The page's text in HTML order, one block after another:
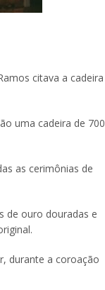
citava a cadeira
uma cadeira de 700
as cerimônias de
de ouro douradas e
durante a coroação